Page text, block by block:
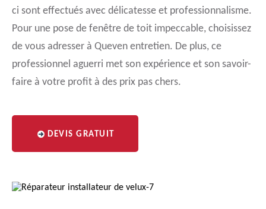
ci sont effectués avec délicatesse et professionnalisme.
Pour une pose de fenêtre de toit impeccable, choisissez
de vous adresser à Queven entretien. De plus, ce
professionnel aguerri met son expérience et son savoir-
faire à votre profit à des prix pas chers.
DEVIS GRATUIT